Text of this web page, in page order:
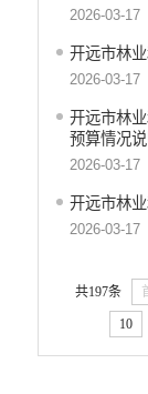
中国共产主
开远市科
开远市文学
开远市归
开远市残疾
云南省开远
开远市红十
开远市乐白
开远市小
开远市中
开远市羊
2026-03-17
开远市林
2026-03-17
开远市林
预算情况
2026-03-17
开远市林
2026-03-17
共197条
10